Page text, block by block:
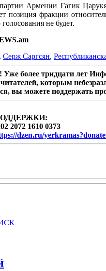
Армении Гагик
позиция фракции
не будет.
, Серж Саргсян,
более тридцати лет
которым
вы можете поддержать
2072 1610 0373
dzen.ru/